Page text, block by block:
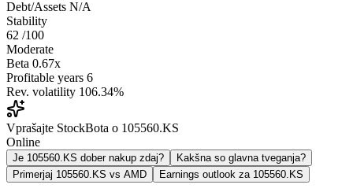
Debt/Assets N/A
Stability
62 /100
Moderate
Beta 0.67x
Profitable years 6
Rev. volatility 106.34%
Vprašajte StockBota o 105560.KS
Online
Je 105560.KS dober nakup zdaj?
Kakšna so glavna tveganja?
Primerjaj 105560.KS vs AMD
Earnings outlook za 105560.KS